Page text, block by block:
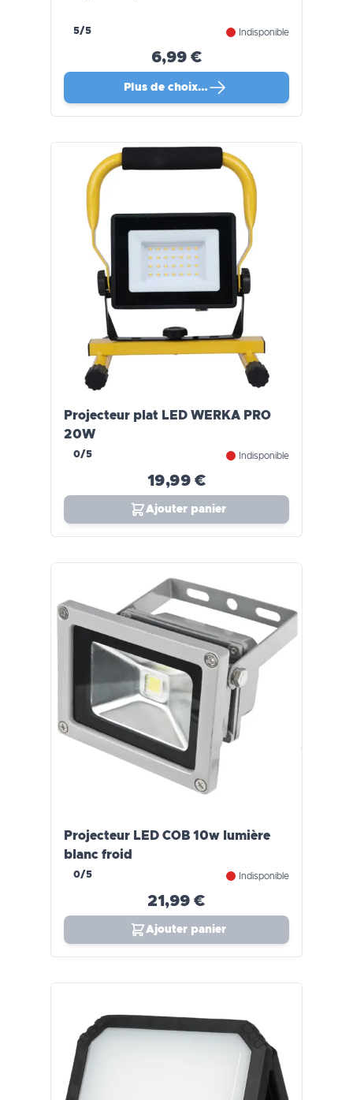
5/5 Indisponible
6,99 €
Plus de choix…
Projecteur plat LED WERKA PRO
20W
0/5 Indisponible
19,99 €
Ajouter panier
Projecteur LED COB 10w lumière
blanc froid
0/5 Indisponible
21,99 €
Ajouter panier